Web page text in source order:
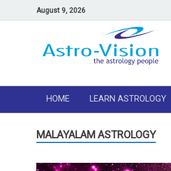
August 9, 2026
HOME LEARN ASTROLOGY
MALAYALAM ASTROLOGY